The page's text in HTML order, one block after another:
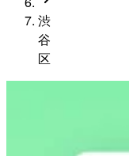
渋
谷
区